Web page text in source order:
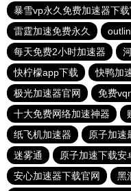
暴雪vp永久免费加速器下
雷霆加速免费永久
每天免费2小时加速器
快柠檬app下载
快鸭加
极光加速器官网
免费
十大免费网络加速神器
纸飞机加速器
原子加速
迷雾通
原子加速下载安
安心加速器下载官网
黑